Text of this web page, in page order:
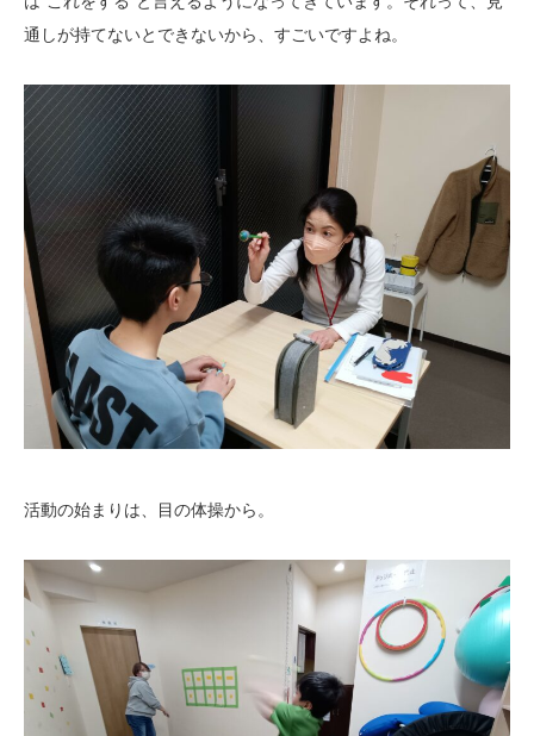
通しが持てないとできないから、すごいですよね。
活動の始まりは、目の体操から。